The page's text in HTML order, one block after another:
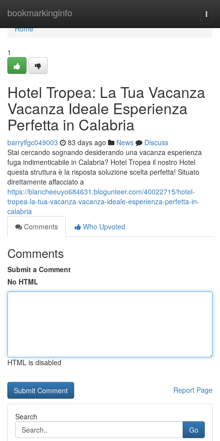
bookmarkinginfo
Home
Home
1
Hotel Tropea: La Tua Vacanza
Vacanza Ideale Esperienza
Perfetta in Calabria
barrylfgc049003 83 days ago News
Discuss
Stai cercando sognando desiderando una vacanza esperienza
fuga indimenticabile in Calabria? Hotel Tropea il nostro Hotel
questa struttura è la risposta soluzione scelta perfetta! Situato
direttamente affacciato a
https://blancheeuyo684631.blogunteer.com/40022715/hotel-
tropea-la-tua-vacanza-vacanza-ideale-esperienza-perfetta-in-
calabria
Comments
Who Upvoted
Comments
Submit a Comment
No HTML
HTML is disabled
Report Page
Search
Go